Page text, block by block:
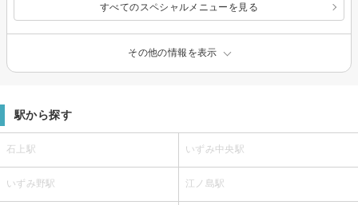
すべてのスペシャルメニューを見る
その他の情報を表示
駅から探す
石上駅 いずみ中央駅
いずみ野駅 江ノ島駅